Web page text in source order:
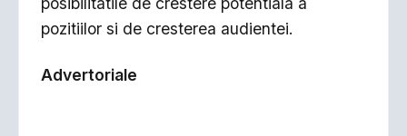
pozitiilor si de cresterea audientei.
Advertoriale